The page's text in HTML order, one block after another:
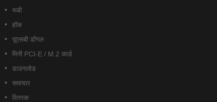
रूबी
हॉक
यूएसबी डोंगल
मिनी PCI-E / M.2 कार्ड
डाउनलोड
समाचार
वितरक